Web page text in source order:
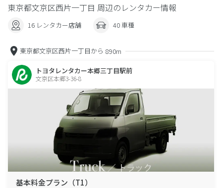
東京都文京区西片一丁目 周辺のレンタカー情報
16 レンタカー店舗 40 車種
東京都文京区西片一丁目から 890m
トヨタレンタカー本郷三丁目駅前
文京区本郷3-36-8
基本料金プラン（T1）